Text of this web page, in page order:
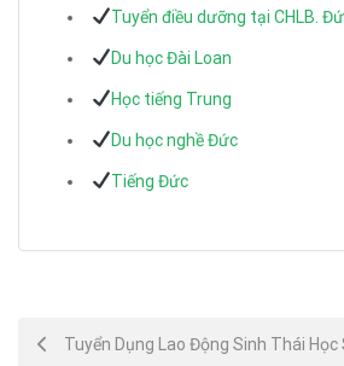
Tuyển điều dưỡng tại CHLB.
Du học Đài Loan
Học tiếng Trung
Du học nghề Đức
Tiếng Đức
PostTuyển Dụng Lao Động Sinh Thái Học